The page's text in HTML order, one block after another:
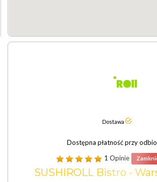
Dostawa
Dostępna płatność przy
1 Opinie
SUSHIROLL Bistro -